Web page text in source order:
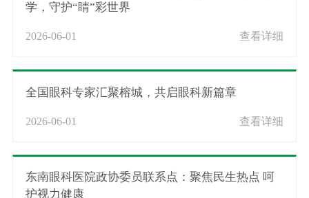
学，守护“睛”彩世界
2026-06-01 查看详细
全国眼科专家汇聚榕城，共启眼科新篇章
2026-06-01 查看详细
东南眼科医院政协委员联系点：聚焦民生热点 呵
护视力健康